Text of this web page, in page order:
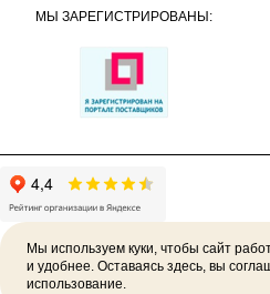
МЫ ЗАРЕГИСТРИРОВАНЫ:
2026 © Политика
Мы используем куки, чтобы сайт
и удобнее. Оставаясь здесь, вы
использование.